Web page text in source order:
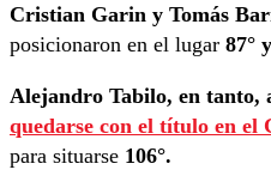
Cristian Garin y Tomás
posicionaron en el lugar 87°
Alejandro Tabilo, en tanto,
quedarse con el título en el
para situarse 106°.